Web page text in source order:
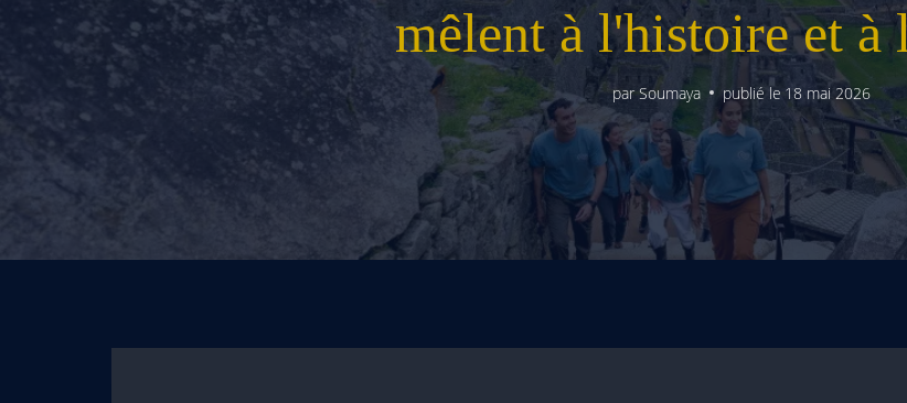
mêlent à l'histoire et à
par Soumaya publié le 18 mai 2026